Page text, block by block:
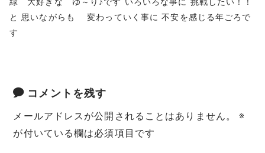
t
緑 大好きな ゆ～り♪です いろいろな事に 挑戦したい！！
と 思いながらも 変わっていく事に 不安を感じる年ごろで
す
コメントを残す
メールアドレスが公開されることはありません。
※
が付いている欄は必須項目です